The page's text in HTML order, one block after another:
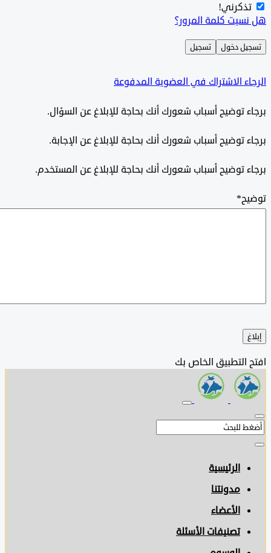
كلمة المرور؟
دخول تسجيل
الاشتراك في العضوية المدفوعة
توضيح أسباب شعورك أنك بحاجة للإبلاغ عن السؤال.
توضيح أسباب شعورك أنك بحاجة للإبلاغ عن الإجابة.
توضيح أسباب شعورك أنك بحاجة للإبلاغ عن المستخدم.
*
التطبيق الخاص بك
الرئيسية
مدونتنا
الأعضاء
تصنيفات الأسئلة